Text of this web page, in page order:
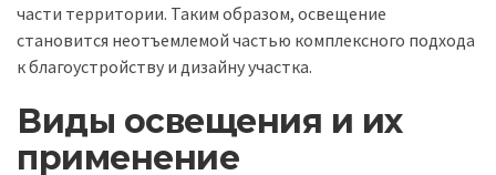
части территории. Таким образом, освещение
становится неотъемлемой частью комплексного подхода
к благоустройству и дизайну участка.
Виды освещения и их
применение